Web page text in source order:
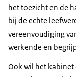
het toezicht en de
bij de echte
vereenvoudiging
werkende en
Ook wil het kabinet